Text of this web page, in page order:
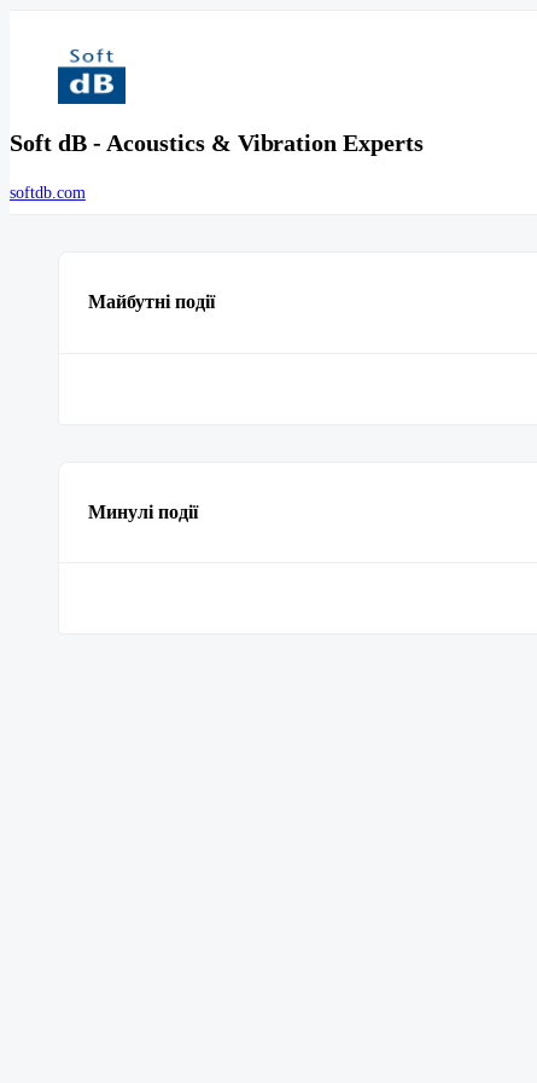
Soft dB - Acoustics & Vibration Experts
softdb.com
Майбутні події
Минулі події